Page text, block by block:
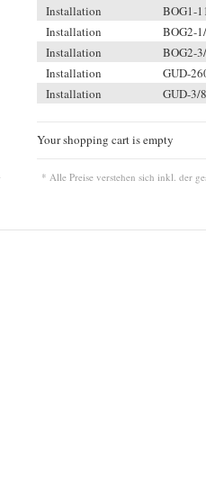
Installation
BOG1-
Installation
BOG2-
Installation
BOG2-
Installation
GUD-
Installation
GUD-3/
Your shopping cart is empty
* Alle Preise verstehen sich inkl. der